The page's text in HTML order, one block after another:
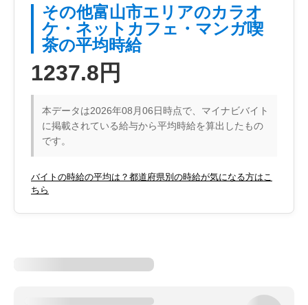
その他富山市エリアのカラオ
ケ・ネットカフェ・マンガ喫
茶の平均時給
1237.8円
本データは2026年08月06日時点で、マイナビバイト
に掲載されている給与から平均時給を算出したもの
です。
バイトの時給の平均は？都道府県別の時給が気になる方はこ
ちら